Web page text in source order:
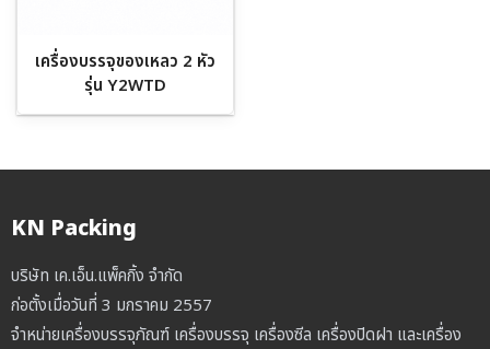
เครื่องบรรจุของเหลว 2 หัว
รุ่น Y2WTD
KN Packing
บริษัท เค.เอ็น.แพ็คกิ้ง จำกัด
ก่อตั้งเมื่อวันที่ 3 มกราคม 2557
จำหน่ายเครื่องบรรจุภัณฑ์ เครื่องบรรจุ เครื่องซีล เครื่องปิดฝา และเครื่อง